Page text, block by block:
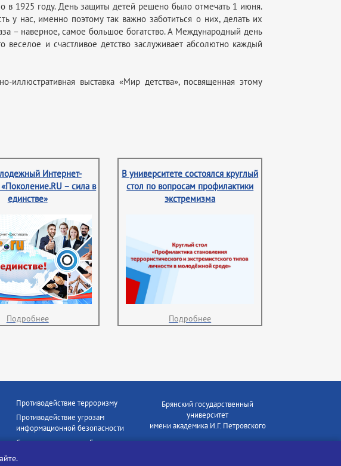
в 1925 году. День защиты детей решено было отмечать 1 июня.
у нас, именно поэтому так важно заботиться о них, делать их
– наверное, самое большое богатство. А Международный день
и счастливое детство заслуживает абсолютно каждый
иллюстративная выставка «Мир детства», посвященная этому
Интернет-
– сила в
единстве»
Подробнее
В университете состоялся круглый
стол по вопросам профилактики
экстремизма
Подробнее
Противодействие терроризму
Противодействие угрозам
информационной безопасности
Социальные ролики - Генеральная
Брянский государственный
университет
имени академика И.Г. Петровского